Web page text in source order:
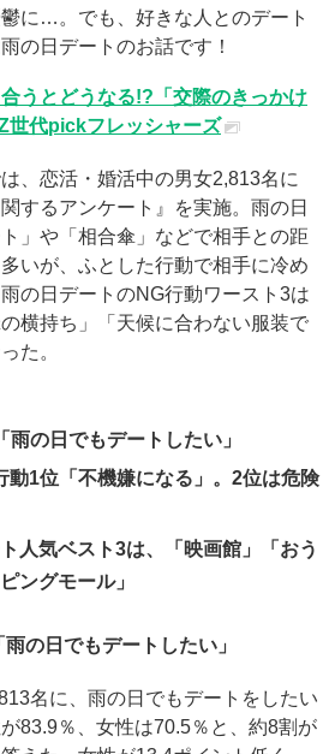
に…。でも、好きな人とのデート
の日デートのお話です！
うとどうなる!?「交際のきっかけ
世代pickフレッシャーズ
、恋活・婚活中の男女2,813名に
するアンケート』を実施。雨の日
」や「相合傘」などで相手との距
いが、ふとした行動で相手に冷め
の日デートのNG行動ワースト3は
横持ち」「天候に合わない服装で
た。
の日でもデートしたい」
動1位「不機嫌になる」。2位は危険
人気ベスト3は、「映画館」「おう
ングモール」
の日でもデートしたい」
名に、雨の日でもデートをしたい
83.9％、女性は70.5％と、約8割が